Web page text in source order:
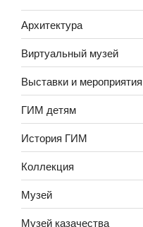
Архитектура
Виртуальный музей
Выставки и мероприятия
ГИМ детям
История ГИМ
Коллекция
Музей
Музей казачества